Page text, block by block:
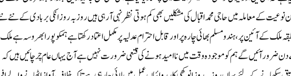
کے معاملہ میں حاجی محمد اقبال کی مشکلیں بھی کم ہو تی نظر نہی آرہی ہیں روز بہ روز انکی بربادی کے نئے
ملک کے آئین پر،ہندو مسلم بھائی چارہ پر اور قابل احترام عدلیہ پر مکمل اعتماد رکھتا ہے ہمکو پورا بھروسہ ہے ملک
ضرور آئیں گے ہم کو موجودہ وقت میں نا امید ہو نے کی قتعی ضرورت نہیں ہے آج یہاں عام چر چائیں ہیں کہ